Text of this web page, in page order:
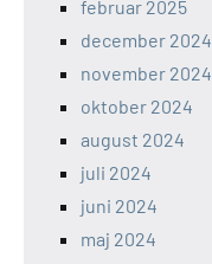
februar 2025
december 2024
november 2024
oktober 2024
august 2024
juli 2024
juni 2024
maj 2024